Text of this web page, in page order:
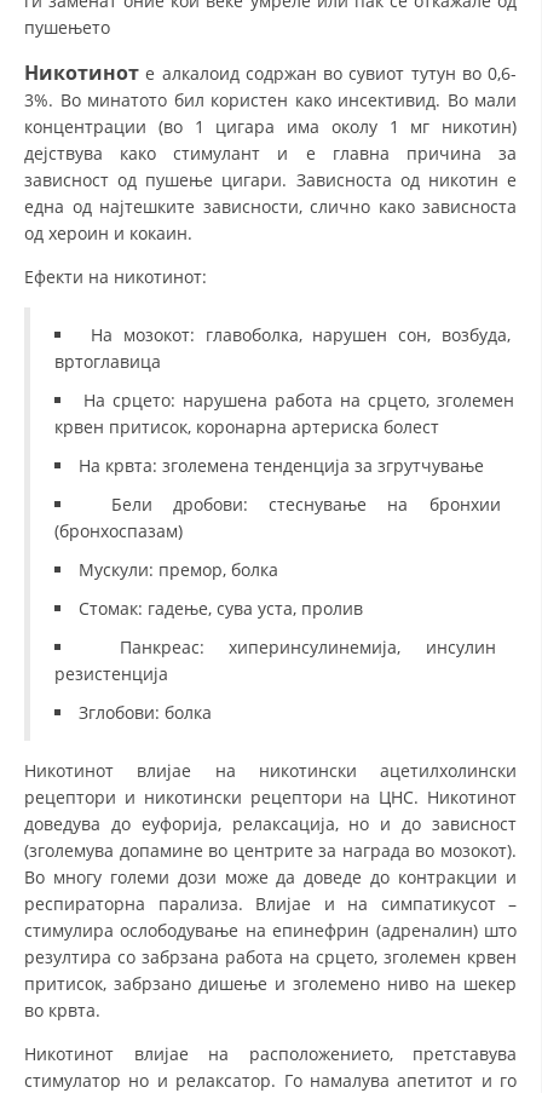
пушењето
Никотиноте алкалоид содржан во сувиот тутун во 0,6-
3%. Во минатото бил користен како инсективид. Во мали
концентрации (во 1 цигара има околу 1 мг никотин)
дејствува како стимулант и е главна причина за
зависност од пушење цигари. Зависноста од никотин е
една од најтешките зависности, слично како зависноста
од хероин и кокаин.
Ефекти на никотинот:
На мозокот: главоболка, нарушен сон, возбуда,
вртоглавица
На срцето: нарушена работа на срцето, зголемен
крвен притисок, коронарна артериска болест
На крвта: зголемена тенденција за згрутчување
Бели дробови: стеснување на бронхии
(бронхоспазам)
Мускули: премор, болка
Стомак: гадење, сува уста, пролив
Панкреас: хиперинсулинемија, инсулин
резистенција
Зглобови: болка
Никотинот влијае на никотински ацетилхолински
рецептори и никотински рецептори на ЦНС. Никотинот
доведува до еуфорија, релаксација, но и до зависност
(зголемува допамине во центрите за награда во мозокот).
Во многу големи дози може да доведе до контракции и
респираторна парализа. Влијае и на симпатикусот –
стимулира ослободување на епинефрин (адреналин) што
резултира со забрзана работа на срцето, зголемен крвен
притисок, забрзано дишење и зголемено ниво на шекер
во крвта.
Никотинот влијае на расположението, претставува
стимулатор но и релаксатор. Го намалува апетитот и го